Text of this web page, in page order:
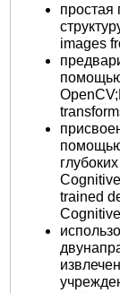
простая
images
trained